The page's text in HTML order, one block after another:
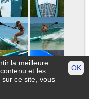
OK
la meilleure
et les
ce site, vous